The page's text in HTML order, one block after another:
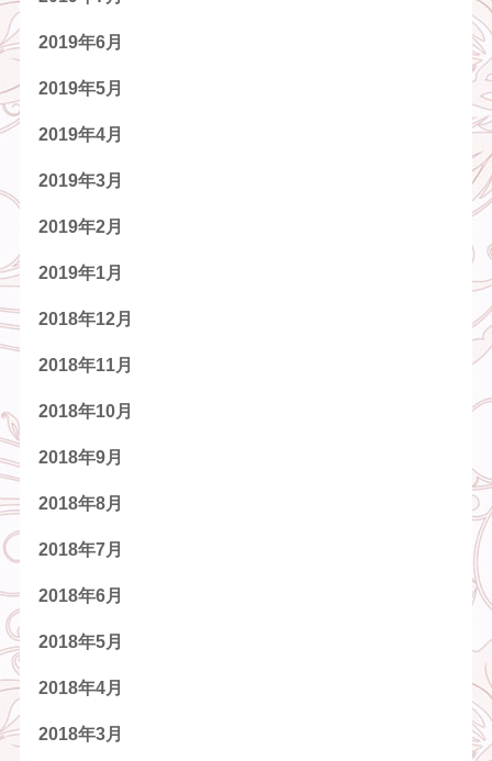
2019年6月
2019年5月
2019年4月
2019年3月
2019年2月
2019年1月
2018年12月
2018年11月
2018年10月
2018年9月
2018年8月
2018年7月
2018年6月
2018年5月
2018年4月
2018年3月